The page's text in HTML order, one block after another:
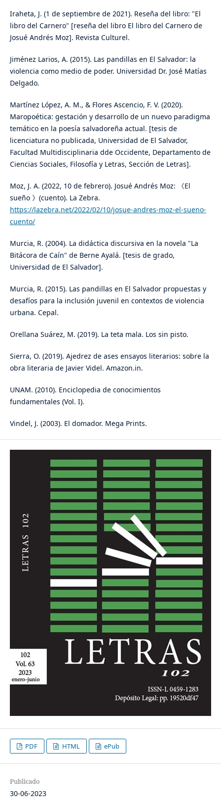
Iraheta, J. (1 de septiembre de 2021). Reseña del libro: "El
libro del Carnero" [reseña del libro El libro del Carnero de
Josué Andrés Moz]. Revista Culturel.
Jiménez Larios, A. (2015). Las pandillas en El Salvador: la
violencia como medio de poder. Universidad Dr. José Matías
Delgado.
Martínez López, A. M., & Flores Ascencio, F. V. (2020).
Maropoética: gestación y desarrollo de un nuevo paradigma
temático en la poesía salvadoreña actual. [tesis de
licenciatura no publicada, Universidad de El Salvador,
Facultad Multidisciplinaria dde Occidente, Departamento de
Ciencias Sociales, Filosofía y Letras, Sección de Letras].
Moz, J. A. (2022, 10 de febrero). Josué Andrés Moz: 《El
sueño 》(cuento). La Zebra.
https://lazebra.net/2022/02/10/josue-andres-moz-el-sueno-
cuento/
Murcia, R. (2004). La didáctica discursiva en la novela "La
Bitácora de Caín" de Berne Ayalá. [tesis de grado,
Universidad de El Salvador].
Murcia, R. (2015). Las pandillas en El Salvador propuestas y
desafíos para la inclusión juvenil en contextos de violencia
urbana. Cepal.
Orellana Suárez, M. (2019). La teta mala. Los sin pisto.
Sierra, O. (2019). Ajedrez de ases ensayos literarios: sobre la
obra literaria de Javier Videl. Amazon.in.
UNAM. (2010). Enciclopedia de conocimientos
fundamentales (Vol. I).
Vindel, J. (2003). El domador. Mega Prints.
PDF HTML ePub
Publicado
30-06-2023